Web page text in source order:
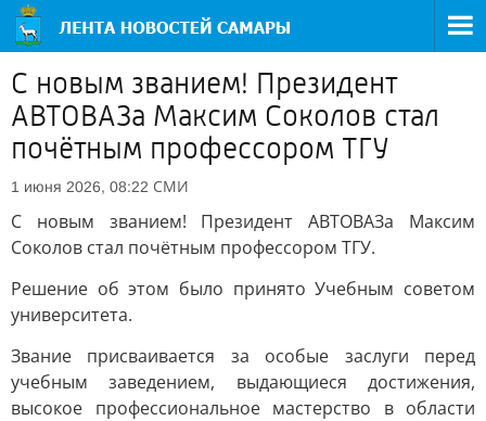
С новым званием! Президент
АВТОВАЗа Максим Соколов стал
почётным профессором ТГУ
1 июня 2026, 08:22 СМИ
С новым званием! Президент АВТОВАЗа Максим
Соколов стал почётным профессором ТГУ.
Решение об этом было принято Учебным советом
университета.
Звание присваивается за особые заслуги перед
учебным заведением, выдающиеся достижения,
высокое профессиональное мастерство в области